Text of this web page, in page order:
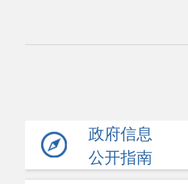
政府信息
公开指南